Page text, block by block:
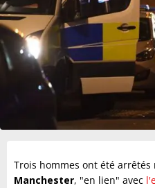
Trois hommes ont été
Manchester, "en lien" avec